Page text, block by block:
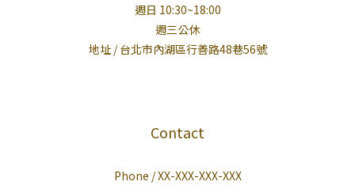
週日 10:30~18:00
週三公休
地址 / 台北市內湖區行善路48巷56號
Contact
Phone / XX-XXX-XXX-XXX